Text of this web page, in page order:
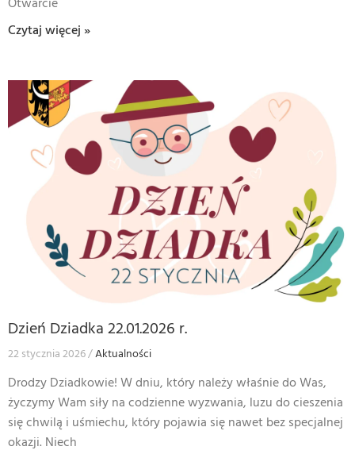
Otwarcie
Czytaj więcej »
Dzień Dziadka 22.01.2026 r.
22 stycznia 2026 Aktualności
Drodzy Dziadkowie! W dniu, który należy właśnie do Was,
życzymy Wam siły na codzienne wyzwania, luzu do cieszenia
się chwilą i uśmiechu, który pojawia się nawet bez specjalnej
okazji. Niech